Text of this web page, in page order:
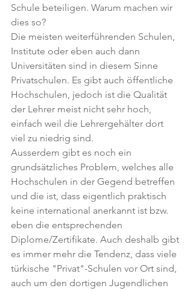
Schule beteiligen. Warum machen wir
dies so?
Die meisten weiterführenden Schulen,
Institute oder eben auch dann
Universitäten sind in diesem Sinne
Privatschulen. Es gibt auch öffentliche
Hochschulen, jedoch ist die Qualität
der Lehrer meist nicht sehr hoch,
einfach weil die Lehrergehälter dort
viel zu niedrig sind.
Ausserdem gibt es noch ein
grundsätzliches Problem, welches alle
Hochschulen in der Gegend betreffen
und die ist, dass eigentlich praktisch
keine international anerkannt ist bzw.
eben die entsprechenden
Diplome/Zertifikate. Auch deshalb gibt
es immer mehr die Tendenz, dass viele
türkische "Privat"-Schulen vor Ort sind,
auch um den dortigen Jugendlichen